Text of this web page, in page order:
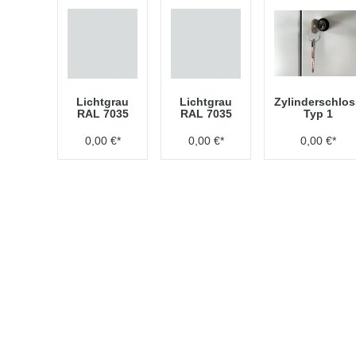
Lichtgrau
RAL 7035
0,00 €*
Lichtgrau
RAL 7035
0,00 €*
Typ 1
0,00 €*